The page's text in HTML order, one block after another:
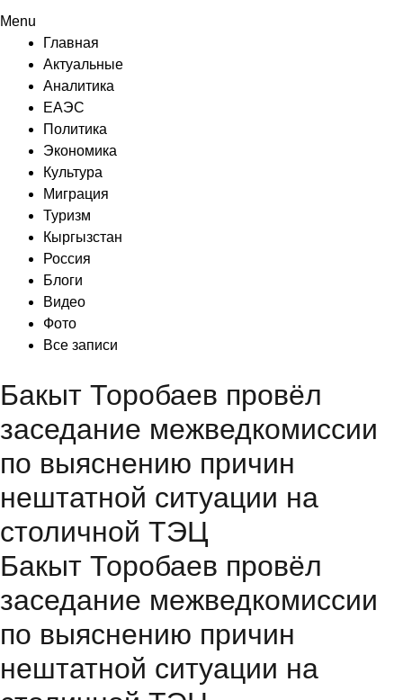
Menu
Главная
Актуальные
Аналитика
ЕАЭС
Политика
Экономика
Культура
Миграция
Туризм
Кыргызстан
Россия
Блоги
Видео
Фото
Все записи
Бакыт Торобаев провёл
заседание межведкомиссии
по выяснению причин
нештатной ситуации на
столичной ТЭЦ
Бакыт Торобаев провёл
заседание межведкомиссии
по выяснению причин
нештатной ситуации на